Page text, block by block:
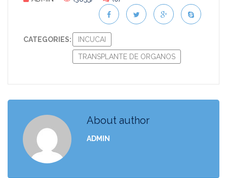
CATEGORIES: INCUCAI
TRANSPLANTE DE ORGANOS
About author
ADMIN